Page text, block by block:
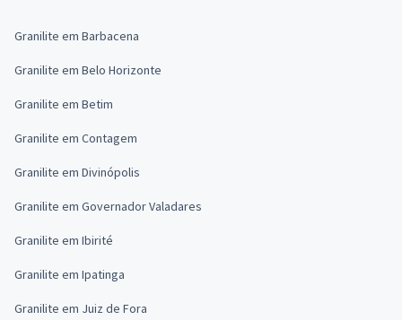
Granilite em Barbacena
Granilite em Belo Horizonte
Granilite em Betim
Granilite em Contagem
Granilite em Divinópolis
Granilite em Governador Valadares
Granilite em Ibirité
Granilite em Ipatinga
Granilite em Juiz de Fora